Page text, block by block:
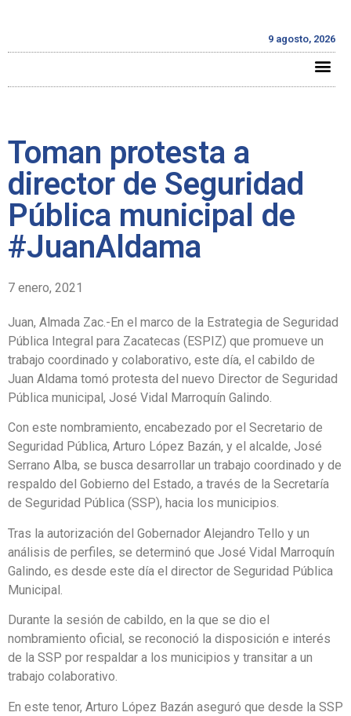
9 agosto, 2026
Toman protesta a
director de Seguridad
Pública municipal de
#JuanAldama
7 enero, 2021
Juan, Almada Zac.-En el marco de la Estrategia de Seguridad
Pública Integral para Zacatecas (ESPIZ) que promueve un
trabajo coordinado y colaborativo, este día, el cabildo de
Juan Aldama tomó protesta del nuevo Director de Seguridad
Pública municipal, José Vidal Marroquín Galindo.
Con este nombramiento, encabezado por el Secretario de
Seguridad Pública, Arturo López Bazán, y el alcalde, José
Serrano Alba, se busca desarrollar un trabajo coordinado y de
respaldo del Gobierno del Estado, a través de la Secretaría
de Seguridad Pública (SSP), hacia los municipios.
Tras la autorización del Gobernador Alejandro Tello y un
análisis de perfiles, se determinó que José Vidal Marroquín
Galindo, es desde este día el director de Seguridad Pública
Municipal.
Durante la sesión de cabildo, en la que se dio el
nombramiento oficial, se reconoció la disposición e interés
de la SSP por respaldar a los municipios y transitar a un
trabajo colaborativo.
En este tenor, Arturo López Bazán aseguró que desde la SSP